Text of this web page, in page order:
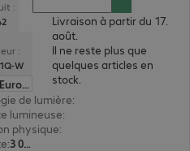
:
:
W
Europe
de lumière:
lumineuse:
physique:
: 3 000 000:1
Livraison à partir du 17.
août.
Il ne reste plus que
quelques articles en
stock.